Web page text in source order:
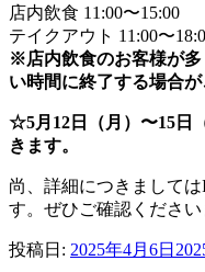
店内飲食 11:00〜15:00
テイクアウト 11:00〜
※店内飲食のお客様が
い時間に終了する場合が
☆5月12日（月）〜15日
きます。
尚、詳細につきましては
す。ぜひご確認ください
投稿日: 2025年4月6日